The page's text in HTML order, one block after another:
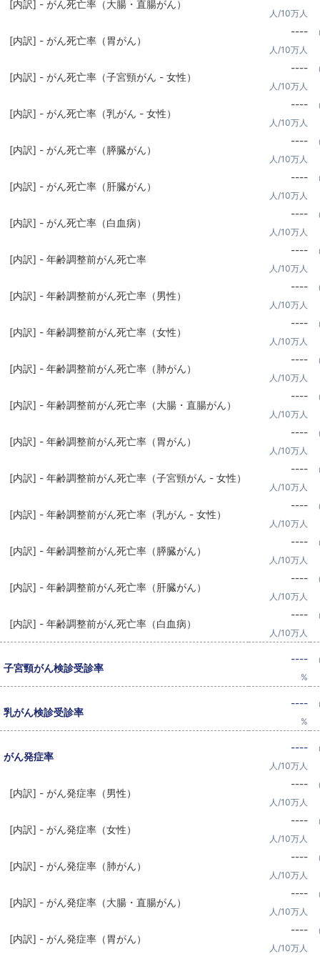
[内訳] - がん死亡率（大腸・直腸がん）
人/10万人
[内訳] - がん死亡率（胃がん）
----
人/10万人
[内訳] - がん死亡率（子宮頸がん - 女性）
----
人/10万人
[内訳] - がん死亡率（乳がん - 女性）
----
人/10万人
[内訳] - がん死亡率（膵臓がん）
----
人/10万人
[内訳] - がん死亡率（肝臓がん）
----
人/10万人
[内訳] - がん死亡率（白血病）
----
人/10万人
[内訳] - 年齢調整前がん死亡率
----
人/10万人
[内訳] - 年齢調整前がん死亡率（男性）
----
人/10万人
[内訳] - 年齢調整前がん死亡率（女性）
----
人/10万人
[内訳] - 年齢調整前がん死亡率（肺がん）
----
人/10万人
[内訳] - 年齢調整前がん死亡率（大腸・直腸がん）
----
人/10万人
[内訳] - 年齢調整前がん死亡率（胃がん）
----
人/10万人
[内訳] - 年齢調整前がん死亡率（子宮頸がん - 女性）
----
人/10万人
[内訳] - 年齢調整前がん死亡率（乳がん - 女性）
----
人/10万人
[内訳] - 年齢調整前がん死亡率（膵臓がん）
----
人/10万人
[内訳] - 年齢調整前がん死亡率（肝臓がん）
----
人/10万人
[内訳] - 年齢調整前がん死亡率（白血病）
----
人/10万人
子宮頸がん検診受診率
----
%
乳がん検診受診率
----
%
がん発症率
----
人/10万人
[内訳] - がん発症率（男性）
----
人/10万人
[内訳] - がん発症率（女性）
----
人/10万人
[内訳] - がん発症率（肺がん）
----
人/10万人
[内訳] - がん発症率（大腸・直腸がん）
----
人/10万人
[内訳] - がん発症率（胃がん）
----
人/10万人